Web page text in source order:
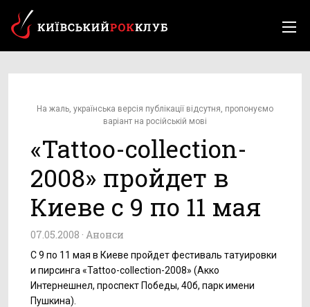
На жаль, українська версія публікації відсутня, пропонуємо
варіант на російській мові
«Tattoo-collection-
2008» пройдет в
Киеве c 9 по 11 мая
07.05.2008 · Анонси
С 9 по 11 мая в Киеве пройдет фестиваль татуировки
и пирсинга «Tattoo-collection-2008» (Акко
Интернешнел, проспект Победы, 40б, парк имени
Пушкина).